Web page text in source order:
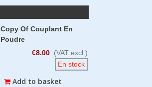
Copy Of Couplant En
Poudre
€8.00 (VAT excl.)
En stock
Add to basket